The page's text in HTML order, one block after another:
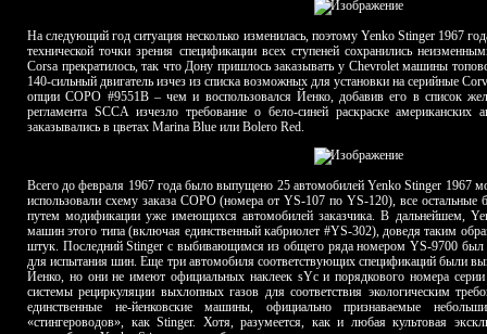
На следующий год ситуация несколько изменилась, поэтому Yenko Stinger 1967
технической точки зрения спецификации всех ступеней сохранились
Corsa прекратилось, так что Дону пришлось заказывать у Chevrolet машины
140-сильный двигатель изчез из списка возможных для установки на серийные
опции COPO #9551B – чем и воспользовался Йенко, добавив его в список
регламента SCCA изчезло требование о бело-синей раскраске
заказывались в цветах Marina Blue или Bolero Red.
Всего до февраля 1967 года было выпущено 25 автомобилей Yenko Stinger 1967
использовали схему заказа COPO (номера от YS-107 по YS-120), все
путем модификации уже имеющихся автомобилей заказчика. В дальнейшем,
машин этого типа (включая единственный кабриолет #YS-302), доведя таким
штук. Последний Stinger с выбивающимся из общего ряда номером YS-9700 был
для испытания шин. Еще три автомобиля соответствующих спецификаций были
Йенко, но они не имеют официальных наклеек sYc и порядкового номера
системы рециркуляции выхлопных газов для соответствия экологическим
единственные не-йенковские машины, официально признаваемые
«стингероводов», как Stinger. Хотя, разумеется, как и любая культовая